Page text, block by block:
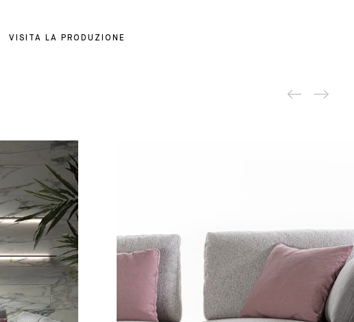
VISITA LA PRODUZIONE